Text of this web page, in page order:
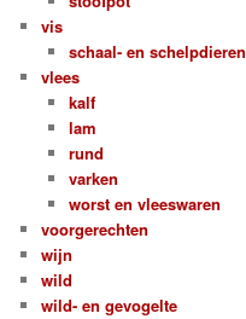
vis
schaal- en schelpdieren
vlees
kalf
lam
rund
varken
worst en vleeswaren
voorgerechten
wijn
wild
wild- en gevogelte